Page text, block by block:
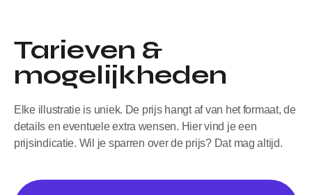
Tarieven &
mogelijkheden
Elke illustratie is uniek. De prijs hangt af van het formaat, de
details en eventuele extra wensen. Hier vind je een
prijsindicatie. Wil je sparren over de prijs? Dat mag altijd.